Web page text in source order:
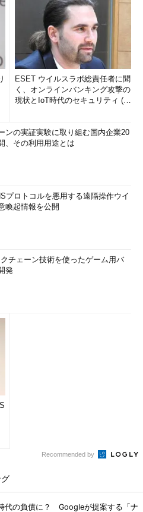
ESET ウイルスラボ総責任者に聞
く、オンラインバンキング攻撃の
現状とIoT時代のセキュリティ (1/
ンの実証実験に取り組む国内企業20
、その利用用途とは
プロトコルを悪用する遠隔操作ウイ
喚起情報を公開
チェーン技術を使ったゲーム用バ
発
Recommended by
代の負債に？ Googleが提案する「ナ